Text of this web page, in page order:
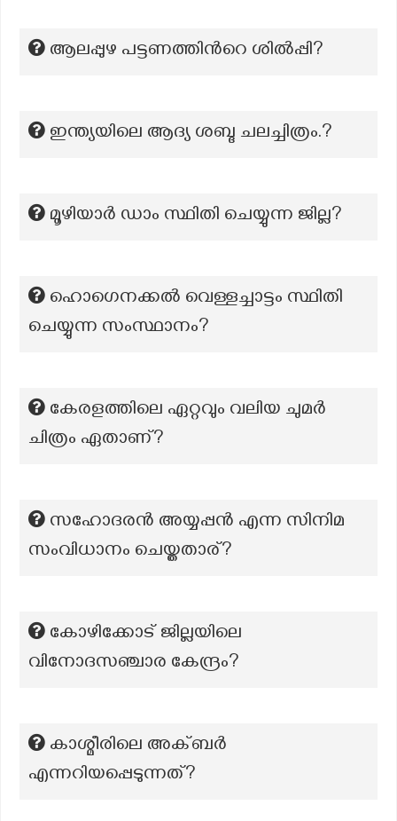
ആലപ്പുഴ പട്ടണത്തിന്‍റെ ശില്‍പ്പി?
ഇന്ത്യയിലെ ആദ്യ ശബ്ദ ചലച്ചിത്രം.?
മൂഴിയാർ ഡാം സ്ഥിതി ചെയ്യുന്ന ജില്ല?
ഹൊഗെനക്കൽ വെള്ളച്ചാട്ടം സ്ഥിതി
ചെയ്യുന്ന സംസ്ഥാനം?
കേരളത്തിലെ ഏറ്റവും വലിയ ചുമർ
ചിത്രം ഏതാണ്?
സഹോദരന്‍ അയ്യപ്പന്‍ എന്ന സിനിമ
സംവിധാനം ചെയ്തതാര്?
കോഴിക്കോട് ജില്ലയിലെ
വിനോദസഞ്ചാര കേന്ദ്രം?
കാശ്മീരിലെ അക്ബർ
എന്നറിയപ്പെടുന്നത്?